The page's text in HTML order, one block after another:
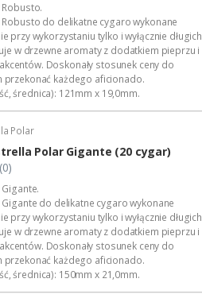
Robusto.
Robusto do delikatne cygaro wykonane
przy wykorzystaniu tylko i wyłącznie długich
w drzewne aromaty z dodatkiem pieprzu i
Doskonały stosunek ceny do
przekonać każdego aficionado.
średnica): 121mm x 19,0mm.
Ecuador.
Polar
Polar Gigante (20 cygar)
(0)
Gigante do delikatne cygaro wykonane
przy wykorzystaniu tylko i wyłącznie długich
w drzewne aromaty z dodatkiem pieprzu i
Doskonały stosunek ceny do
przekonać każdego aficionado.
średnica): 150mm x 21,0mm.
Ecuador.